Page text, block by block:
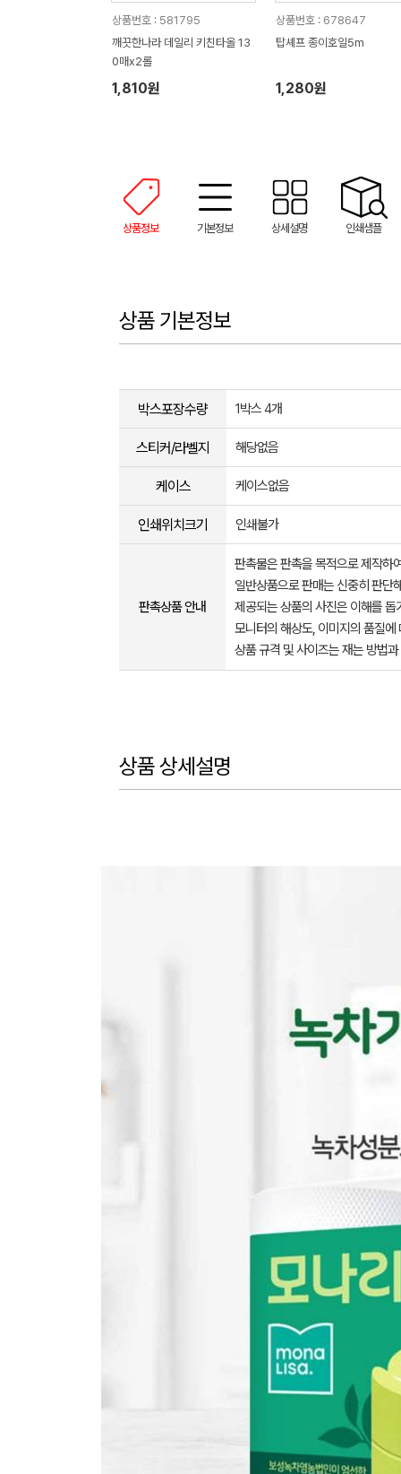
상품번호 : 581795
깨끗한나라 데일리 키친타올 13
0매x2롤
1,810원
상품번호 : 678647
탑셰프 종이호일5m
1,280원
상품정보 기본정보 상세설명 인쇄샘플
상품 기본정보
박스포장수량 1박스 4개
스티커/라벨지 해당없음
케이스 케이스없음
인쇄위치크기 인쇄불가
판촉상품 안내
판촉물은 판촉을 목적으로 제작하
일반상품으로 판매는 신중히 판단
제공되는 상품의 사진은 이해를
모니터의 해상도, 이미지의 품질
상품 규격 및 사이즈는 재는 방법
상품 상세설명